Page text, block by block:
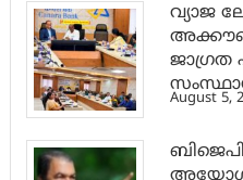
വ്യാജ
ജാ​ഗ്രത
August 5,